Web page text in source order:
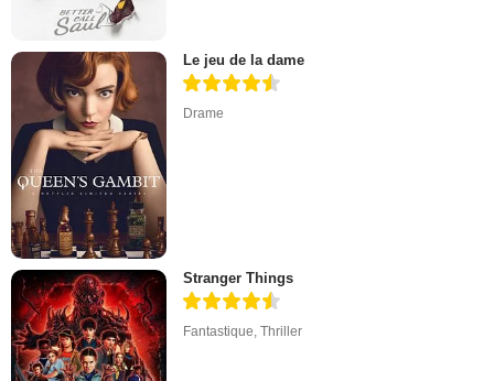
Le jeu de la dame
Drame
Stranger Things
Fantastique,Thriller